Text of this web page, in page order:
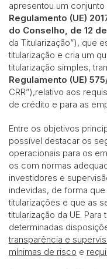
apresentou um conjunto
Regulamento (UE)
do Conselho, de 12
da Titularização”), que
titularização e cria um
titularização simples,
Regulamento (UE)
CRR”),relativo aos
de crédito e para as
Entre os objetivos
possível destacar os
operacionais para os
os com normas
investidores e
indevidas, de forma
titularizações e que as
titularização da UE.
determinadas
transparência e
mínimas de risco e